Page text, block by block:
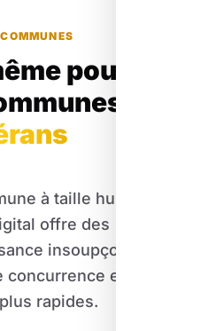
pour les
à taille humaine
offre des
insoupçonnées.
en ligne,
rapides.